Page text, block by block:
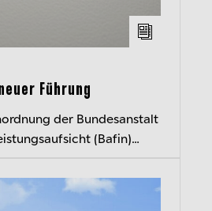
Führung
der Bundesanstalt
(Bafin)
von Bere...